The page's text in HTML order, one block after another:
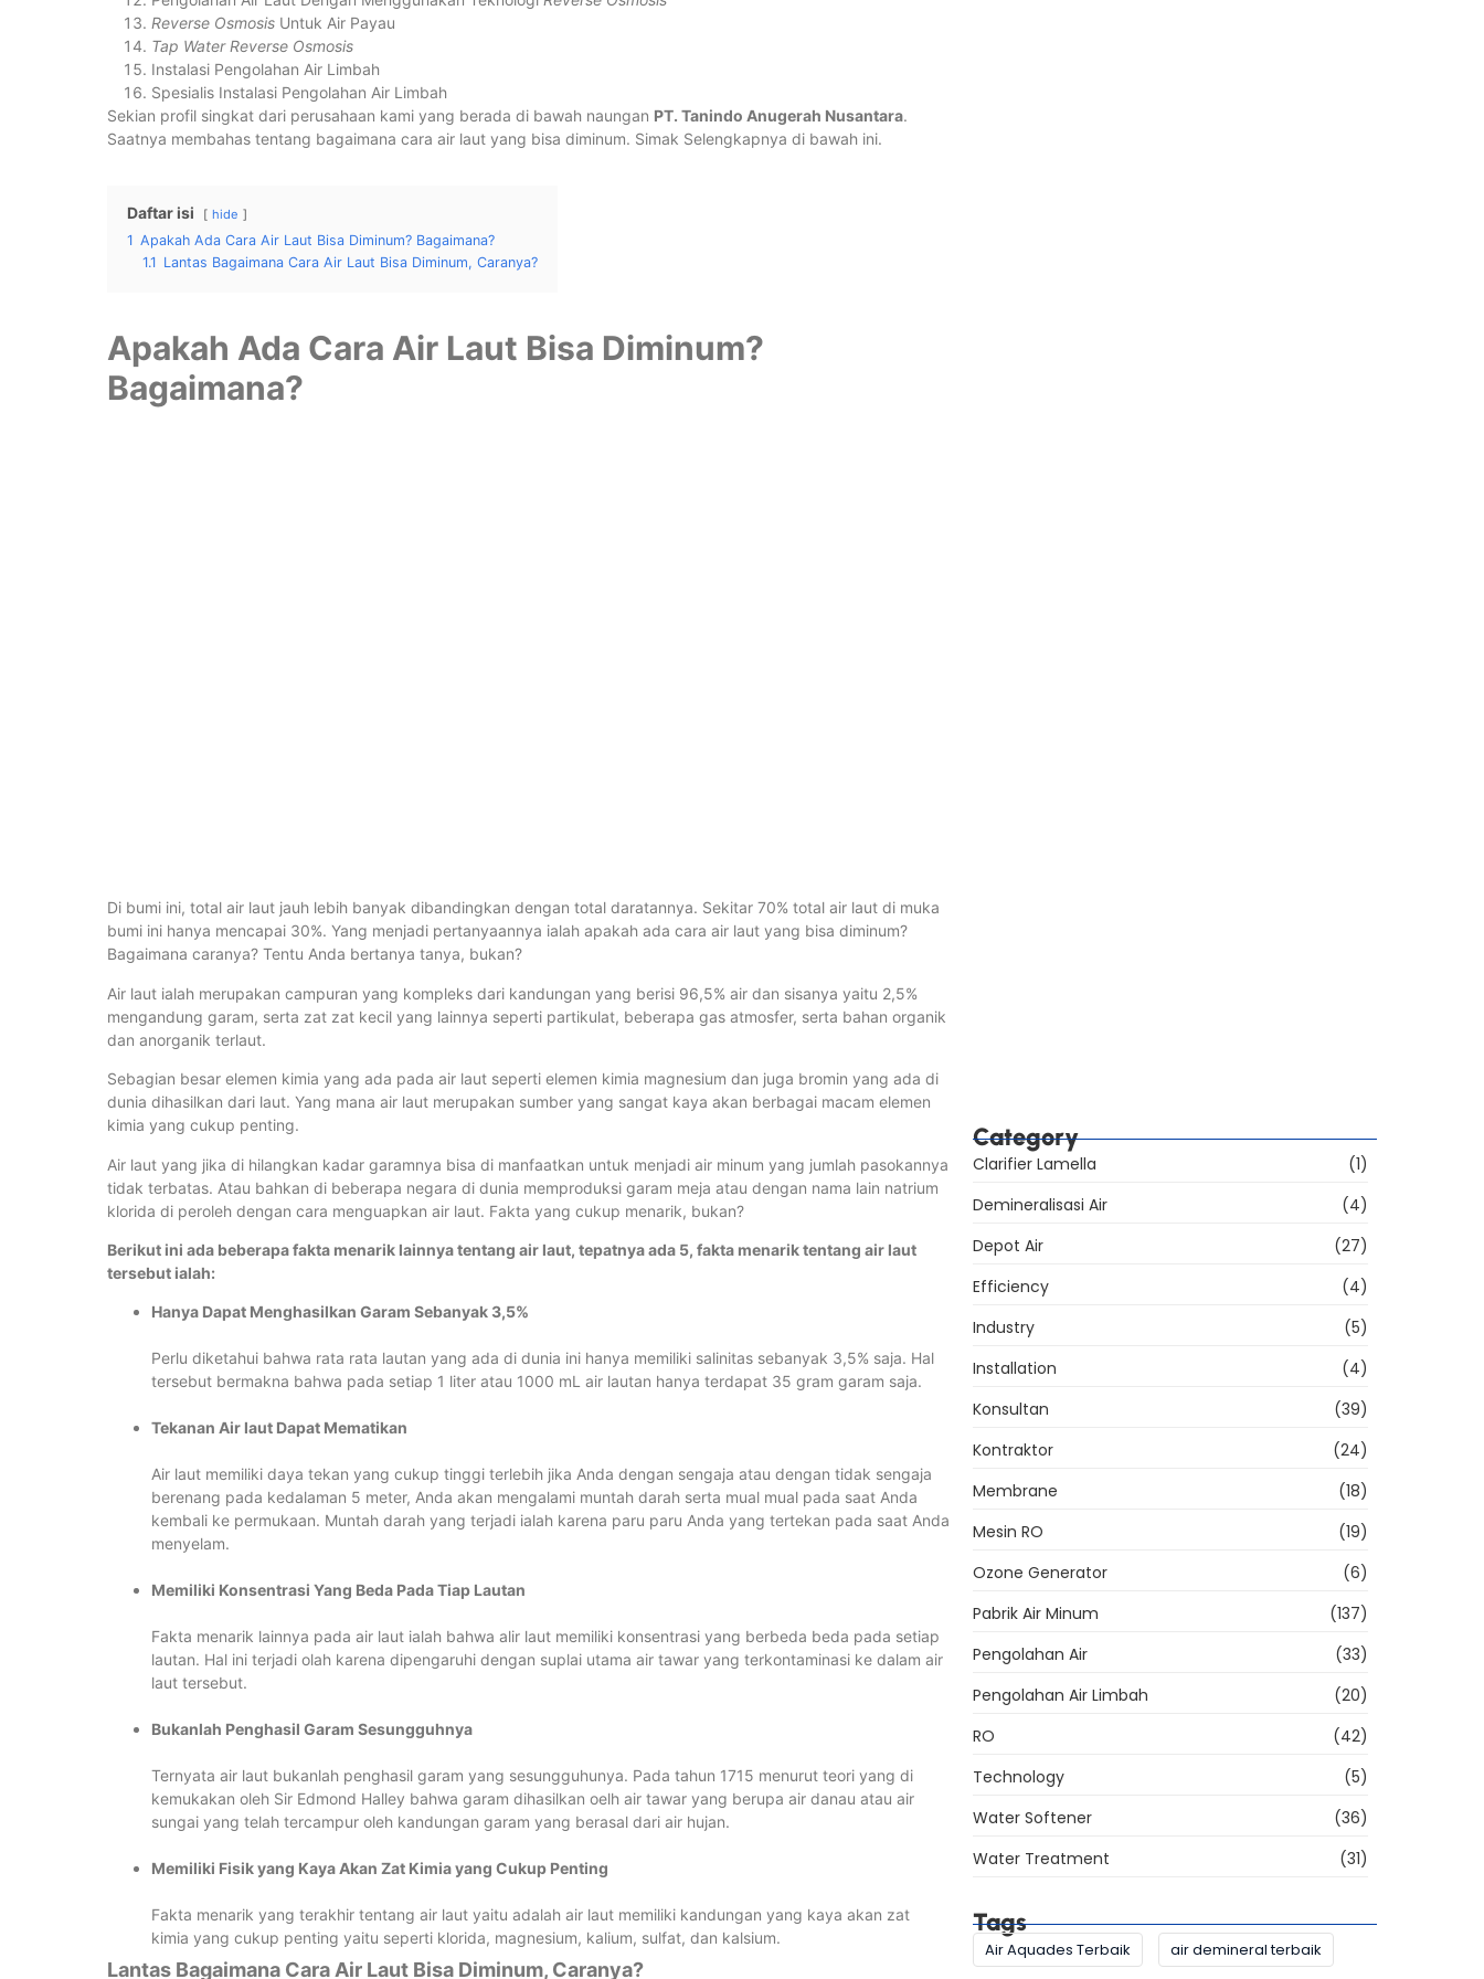
Reverse Osmosis Untuk Air Payau
Tap Water Reverse Osmosis
Instalasi Pengolahan Air Limbah
Spesialis Instalasi Pengolahan Air Limbah
Sekian profil singkat dari perusahaan kami yang berada di bawah naungan PT. Tanindo Anugerah Nusantara.
Saatnya membahas tentang bagaimana cara air laut yang bisa diminum. Simak Selengkapnya di bawah ini.
Daftar isi hide
1 Apakah Ada Cara Air Laut Bisa Diminum? Bagaimana?
1.1 Lantas Bagaimana Cara Air Laut Bisa Diminum, Caranya?
Apakah Ada Cara Air Laut Bisa Diminum?
Bagaimana?
Di bumi ini, total air laut jauh lebih banyak dibandingkan dengan total daratannya. Sekitar 70% total air laut di muka
bumi ini hanya mencapai 30%. Yang menjadi pertanyaannya ialah apakah ada cara air laut yang bisa diminum?
Bagaimana caranya? Tentu Anda bertanya tanya, bukan?
Air laut ialah merupakan campuran yang kompleks dari kandungan yang berisi 96,5% air dan sisanya yaitu 2,5%
mengandung garam, serta zat zat kecil yang lainnya seperti partikulat, beberapa gas atmosfer, serta bahan organik
dan anorganik terlaut.
Sebagian besar elemen kimia yang ada pada air laut seperti elemen kimia magnesium dan juga bromin yang ada di
dunia dihasilkan dari laut. Yang mana air laut merupakan sumber yang sangat kaya akan berbagai macam elemen
kimia yang cukup penting.
Air laut yang jika di hilangkan kadar garamnya bisa di manfaatkan untuk menjadi air minum yang jumlah pasokannya
tidak terbatas. Atau bahkan di beberapa negara di dunia memproduksi garam meja atau dengan nama lain natrium
klorida di peroleh dengan cara menguapkan air laut. Fakta yang cukup menarik, bukan?
Berikut ini ada beberapa fakta menarik lainnya tentang air laut, tepatnya ada 5, fakta menarik tentang air laut
tersebut ialah:
Hanya Dapat Menghasilkan Garam Sebanyak 3,5%
Perlu diketahui bahwa rata rata lautan yang ada di dunia ini hanya memiliki salinitas sebanyak 3,5% saja. Hal
tersebut bermakna bahwa pada setiap 1 liter atau 1000 mL air lautan hanya terdapat 35 gram garam saja.
Tekanan Air laut Dapat Mematikan
Air laut memiliki daya tekan yang cukup tinggi terlebih jika Anda dengan sengaja atau dengan tidak sengaja
berenang pada kedalaman 5 meter, Anda akan mengalami muntah darah serta mual mual pada saat Anda
kembali ke permukaan. Muntah darah yang terjadi ialah karena paru paru Anda yang tertekan pada saat Anda
menyelam.
Memiliki Konsentrasi Yang Beda Pada Tiap Lautan
Fakta menarik lainnya pada air laut ialah bahwa alir laut memiliki konsentrasi yang berbeda beda pada setiap
lautan. Hal ini terjadi olah karena dipengaruhi dengan suplai utama air tawar yang terkontaminasi ke dalam air
laut tersebut.
Bukanlah Penghasil Garam Sesungguhnya
Ternyata air laut bukanlah penghasil garam yang sesungguhunya. Pada tahun 1715 menurut teori yang di
kemukakan oleh Sir Edmond Halley bahwa garam dihasilkan oelh air tawar yang berupa air danau atau air
sungai yang telah tercampur oleh kandungan garam yang berasal dari air hujan.
Memiliki Fisik yang Kaya Akan Zat Kimia yang Cukup Penting
Fakta menarik yang terakhir tentang air laut yaitu adalah air laut memiliki kandungan yang kaya akan zat
kimia yang cukup penting yaitu seperti klorida, magnesium, kalium, sulfat, dan kalsium.
Lantas Bagaimana Cara Air Laut Bisa Diminum, Caranya?
Category
Clarifier Lamella
(1)
Demineralisasi Air
(4)
Depot Air
(27)
Efficiency
(4)
Industry
(5)
Installation
(4)
Konsultan
(39)
Kontraktor
(24)
Membrane
(18)
Mesin RO
(19)
Ozone Generator
(6)
Pabrik Air Minum
(137)
Pengolahan Air
(33)
Pengolahan Air Limbah
(20)
RO
(42)
Technology
(5)
Water Softener
(36)
Water Treatment
(31)
Tags
Air Aquades Terbaik air demineral terbaik